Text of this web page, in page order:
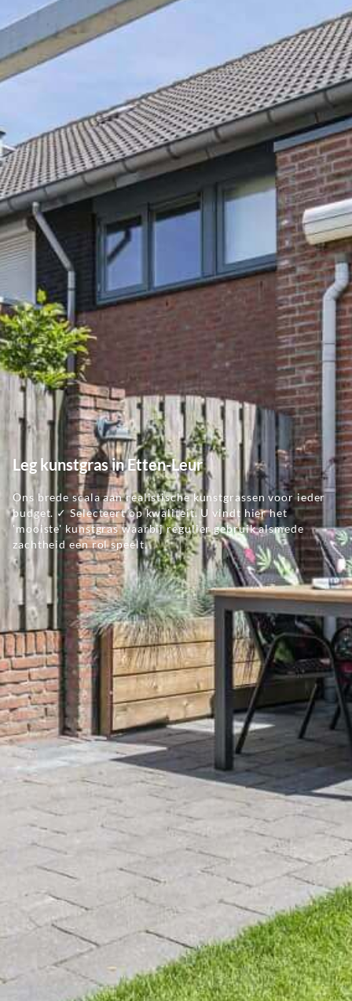
Leg kunstgras in Etten-Leur
Ons brede scala aan realistische kunstgrassen voor ieder
budget. ✓ Selecteert op kwaliteit. U vindt hier het
'mooiste' kunstgras waarbij regulier gebruik alsmede
zachtheid een rol speelt.